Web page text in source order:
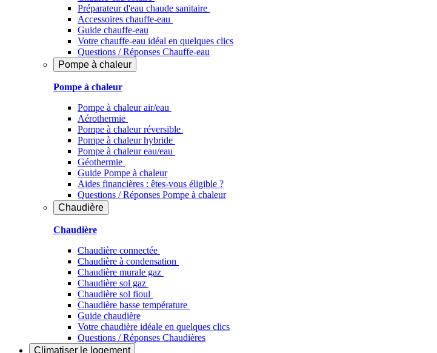
Préparateur d'eau chaude sanitaire
Accessoires chauffe-eau
Guide chauffe-eau
Votre chauffe-eau idéal en quelques clics
Questions / Réponses Chauffe-eau
Pompe à chaleur
Pompe à chaleur
Pompe à chaleur air/eau
Aérothermie
Pompe à chaleur réversible
Pompe à chaleur hybride
Pompe à chaleur​ eau/eau
Géothermie
Guide Pompe à chaleur
Aides financières : êtes-vous éligible ?
Questions / Réponses Pompe à chaleur
Chaudière
Chaudière
Chaudière connectée
Chaudière à condensation
Chaudière murale gaz
Chaudière sol gaz
Chaudière sol fioul
Chaudière basse température
Guide chaudière
Votre chaudière idéale en quelques clics
Questions / Réponses Chaudières
Climatiser le logement